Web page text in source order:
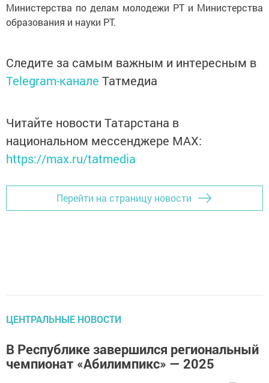
Министерства по делам молодежи РТ и Министерства
образования и науки РТ.
Следите за самым важным и интересным в
Telegram-канале Татмедиа
Читайте новости Татарстана в
национальном мессенджере MАХ:
https://max.ru/tatmedia
Перейти на страницу новости
ЦЕНТРАЛЬНЫЕ НОВОСТИ
В Республике завершился региональный
чемпионат «Абилимпикс» — 2025